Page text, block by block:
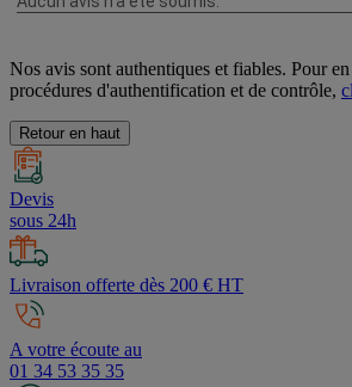
Nos avis sont authentiques et fiables. Pour
procédures d'authentification et de contrôle,
Retour en haut
Devis
sous 24h
Livraison offerte dès 200 € HT
A votre écoute au
01 34 53 35 35